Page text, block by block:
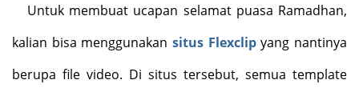
Untuk membuat ucapan selamat puasa Ramadhan,
kalian bisa menggunakan situs Flexclipyang nantinya
berupa file video. Di situs tersebut, semua template